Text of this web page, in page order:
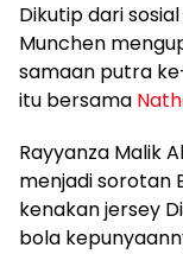
Dikutip dari
Munchen
samaan putra
itu bersama
Rayyanza Malik
menjadi sorotan
kenakan jersey
bola